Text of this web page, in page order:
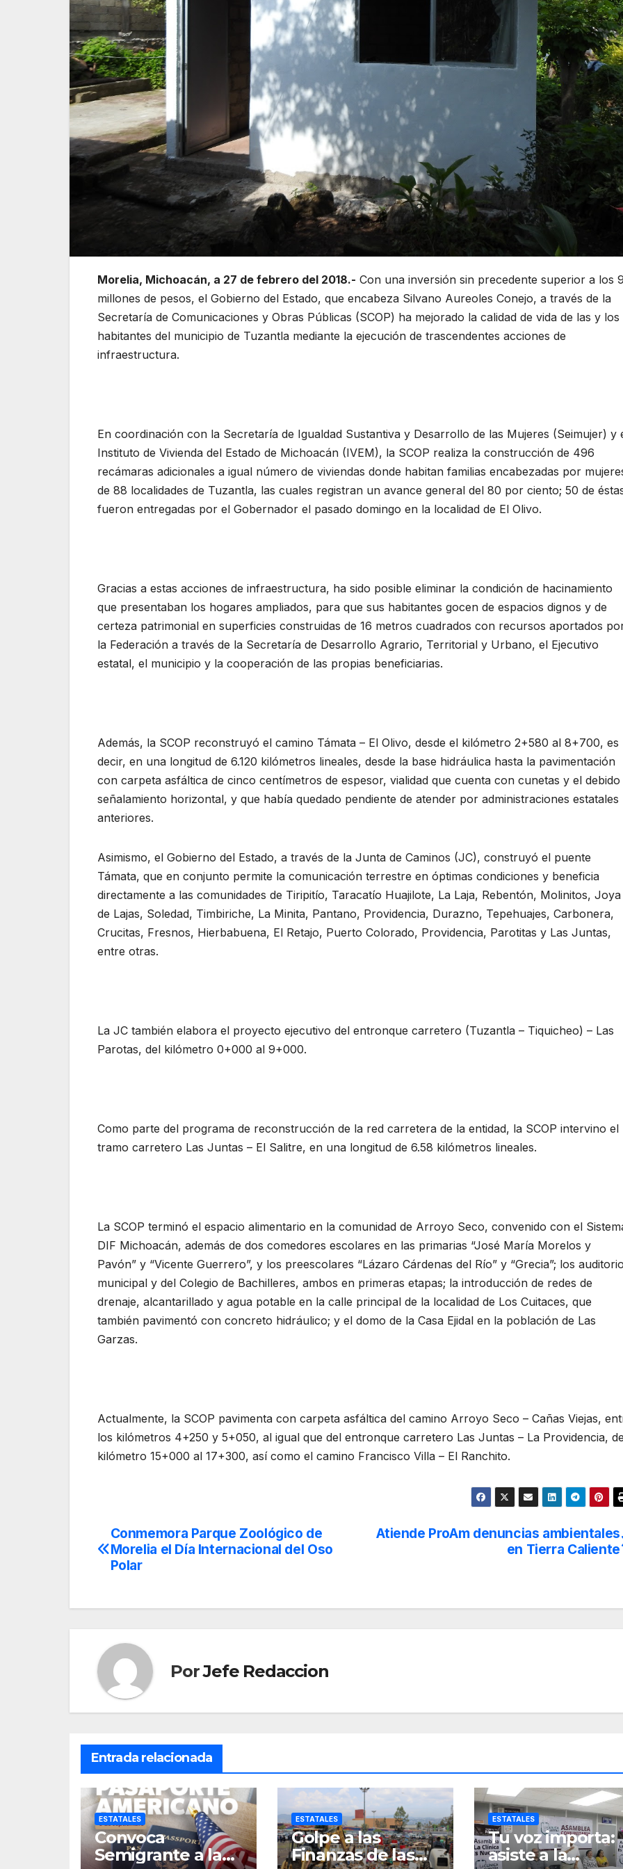
Morelia, Michoacán, a 27 de febrero del 2018.- Con una inversión sin precedente superior a los
millones de pesos, el Gobierno del Estado, que encabeza Silvano Aureoles Conejo, a través de la
Secretaría de Comunicaciones y Obras Públicas (SCOP) ha mejorado la calidad de vida de las y los
habitantes del municipio de Tuzantla mediante la ejecución de trascendentes acciones de
infraestructura.
En coordinación con la Secretaría de Igualdad Sustantiva y Desarrollo de las Mujeres (Seimujer) y
Instituto de Vivienda del Estado de Michoacán (IVEM), la SCOP realiza la construcción de 496
recámaras adicionales a igual número de viviendas donde habitan familias encabezadas por
de 88 localidades de Tuzantla, las cuales registran un avance general del 80 por ciento; 50 de
fueron entregadas por el Gobernador el pasado domingo en la localidad de El Olivo.
Gracias a estas acciones de infraestructura, ha sido posible eliminar la condición de hacinamiento
que presentaban los hogares ampliados, para que sus habitantes gocen de espacios dignos y de
certeza patrimonial en superficies construidas de 16 metros cuadrados con recursos aportados
la Federación a través de la Secretaría de Desarrollo Agrario, Territorial y Urbano, el Ejecutivo
estatal, el municipio y la cooperación de las propias beneficiarias.
Además, la SCOP reconstruyó el camino Támata – El Olivo, desde el kilómetro 2+580 al 8+700, es
decir, en una longitud de 6.120 kilómetros lineales, desde la base hidráulica hasta la pavimentación
con carpeta asfáltica de cinco centímetros de espesor, vialidad que cuenta con cunetas y el debido
señalamiento horizontal, y que había quedado pendiente de atender por administraciones estatales
anteriores.
Asimismo, el Gobierno del Estado, a través de la Junta de Caminos (JC), construyó el puente
Támata, que en conjunto permite la comunicación terrestre en óptimas condiciones y beneficia
directamente a las comunidades de Tiripitío, Taracatío Huajilote, La Laja, Rebentón, Molinitos, Joya
de Lajas, Soledad, Timbiriche, La Minita, Pantano, Providencia, Durazno, Tepehuajes, Carbonera,
Crucitas, Fresnos, Hierbabuena, El Retajo, Puerto Colorado, Providencia, Parotitas y Las Juntas,
entre otras.
La JC también elabora el proyecto ejecutivo del entronque carretero (Tuzantla – Tiquicheo) – Las
Parotas, del kilómetro 0+000 al 9+000.
Como parte del programa de reconstrucción de la red carretera de la entidad, la SCOP intervino el
tramo carretero Las Juntas – El Salitre, en una longitud de 6.58 kilómetros lineales.
La SCOP terminó el espacio alimentario en la comunidad de Arroyo Seco, convenido con el
DIF Michoacán, además de dos comedores escolares en las primarias “José María Morelos y
Pavón” y “Vicente Guerrero”, y los preescolares “Lázaro Cárdenas del Río” y “Grecia”; los
municipal y del Colegio de Bachilleres, ambos en primeras etapas; la introducción de redes de
drenaje, alcantarillado y agua potable en la calle principal de la localidad de Los Cuitaces, que
también pavimentó con concreto hidráulico; y el domo de la Casa Ejidal en la población de Las
Garzas.
Actualmente, la SCOP pavimenta con carpeta asfáltica del camino Arroyo Seco – Cañas Viejas,
los kilómetros 4+250 y 5+050, al igual que del entronque carretero Las Juntas – La Providencia,
kilómetro 15+000 al 17+300, así como el camino Francisco Villa – El Ranchito.
Navegación
de
Atiende ProAm denuncias ambientales
en Tierra Caliente
Conmemora Parque Zoológico de
Morelia el Día Internacional del Oso
Polar
PorJefe Redaccion
Entrada relacionada
ESTATALES
Convoca
Semigrante a la
ESTATALES
Golpe a las
Finanzas de las
ESTATALES
Tu voz importa:
asiste a la